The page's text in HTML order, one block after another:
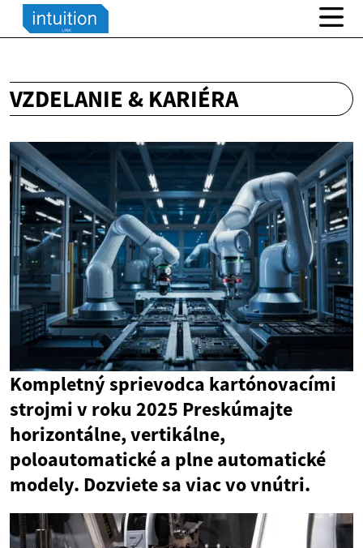
VZDELANIE & KARIÉRA
Kompletný sprievodca kartónovacími
strojmi v roku 2025 Preskúmajte
horizontálne, vertikálne,
poloautomatické a plne automatické
modely. Dozviete sa viac vo vnútri.